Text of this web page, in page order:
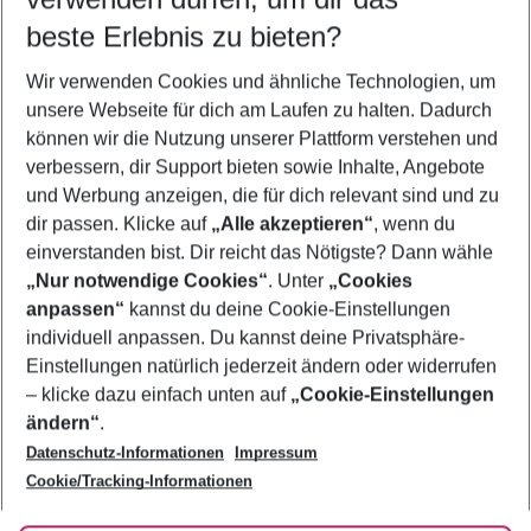
Pauschalreisen Rhodos-Stadt
Flug & Hotel Rhodos-Stadt
Frübucher Angebote Rhodos-Stadt für 2026
Last Minute Rhodos-Stadt
Urlaub Rhodos-Stadt
Footer
Footer navigation
Über uns
AGB
Bestpreisgarantie
Cookie-Einstellungen ändern
Cookie-Richtlinie
Agenturbetreuung
Barrierefreies Reisen
Folge uns
beste Erlebnis zu bieten?
Wir verwenden Cookies und ähnliche Technologien, um
unsere Webseite für dich am Laufen zu halten. Dadurch
können wir die Nutzung unserer Plattform verstehen und
verbessern, dir Support bieten sowie Inhalte, Angebote
und Werbung anzeigen, die für dich relevant sind und zu
dir passen. Klicke auf „Alle akzeptieren“, wenn du
einverstanden bist. Dir reicht das Nötigste? Dann wähle
„Nur notwendige Cookies“. Unter „Cookies
anpassen“ kannst du deine Cookie-Einstellungen
individuell anpassen. Du kannst deine Privatsphäre-
Einstellungen natürlich jederzeit ändern oder widerrufen
– klicke dazu einfach unten auf „Cookie-Einstellungen
ändern“.
Datenschutz-Informationen
Impressum
Cookie/Tracking-Informationen